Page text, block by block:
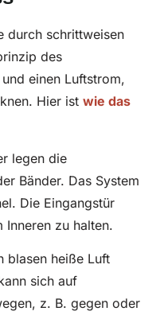
durch schrittweisen
des
einen Luftstrom,
Hier ist wie das
legen die
Bänder. Das System
Die Eingangstür
zu halten.
blasen heiße Luft
sich auf
z. B. gegen oder